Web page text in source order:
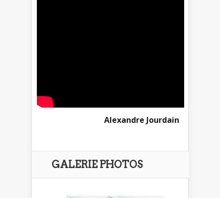
Alexandre Jourdain
GALERIE PHOTOS